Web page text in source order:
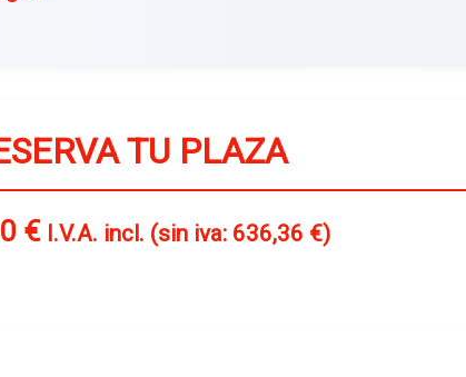
TU PLAZA
€ I.V.A. incl. (sin iva: 636,36 €)